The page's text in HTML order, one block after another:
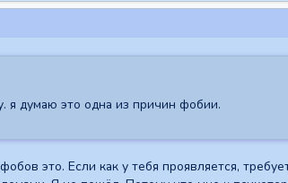
я думаю это одна из причин фобии.
это. Если как у тебя проявляется,